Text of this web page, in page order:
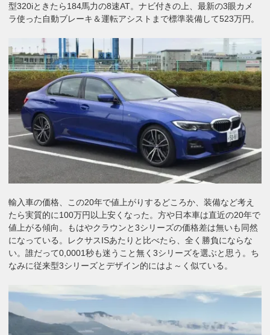
型320iときたら184馬力の8速AT。ナビ付きの上、最新の3眼カメ
ラ使った自動ブレーキ＆運転アシストまで標準装備して523万円。
輸入車の価格、この20年で値上がりするどころか、装備など考え
たら実質的に100万円以上安くなった。方や日本車は直近の20年で
値上がる傾向。もはやクラウンと3シリーズの価格差は無いも同然
になっている。レクサスISあたりと比べたら、全く勝負にならな
い。誰だって0,0001秒も迷うこと無く3シリーズを選ぶと思う。ち
なみに従来型3シリーズとデザイン的にはよ～く似ている。